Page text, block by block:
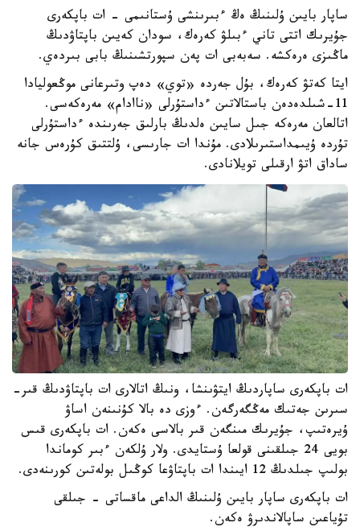
ساپار بايىن ۇلىنىڭ ەڭ ءبىرىنشى ۇستانىمى - ات باپكەرى
جۇيرىك اتتى تاني ءبىلۋ كەرەك، سودان كەيىن باپتاۋدىڭ
ماڭىزى ەرەكشە. سەبەبى ات پەن سپورتشىنىڭ بابى بىردەي.
ايتا كەتۋ كەرەك، بۇل جەردە «توي» دەپ وتىرعانى موڭعوليادا
11-شىلدەدەن باستالاتىن ءداستۇرلى «ناادام» مەرەكەسى.
اتالعان مەرەكە جىل سايىن ەلدىڭ بارلىق جەرىندە ءداستۇرلى
تۇردە ۇيىمداستىرىلادى. مۇندا ات جارىسى، ۇلتتىق كۇرەس جانە
ساداق اتۋ ارقىلى تويلانادى.
ات باپكەرى ساپاردىڭ ايتۋىنشا، ونىڭ اتالارى ات باپتاۋدىڭ قىر-
سىرىن جەتىك مەڭگەرگەن. ءوزى دە بالا كۇنىنەن اساۋ
ۇيرەتىپ، جۇيرىك مىنگەن قىر بالاسى ەكەن. ات باپكەرى قىس
بويى 24 جىلقىنى قولعا ۇستايدى. ولار ۇلكەن ءبىر كوماندا
بولىپ جىلدىڭ 12 ايىندا ات باپتاۋعا كوڭىل بولەتىن كورىنەدى.
ات باپكەرى ساپار بايىن ۇلىنىڭ الداعى ماقساتى - جىلقى
تۇياعىن ساپالاندىرۋ ەكەن.